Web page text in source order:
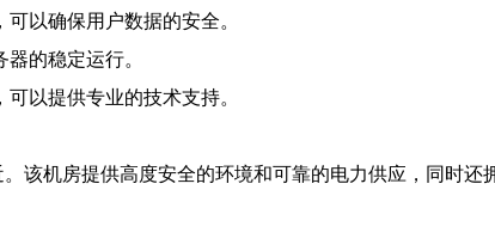
以确保用户数据的安全。
的稳定运行。
以提供专业的技术支持。
该机房提供高度安全的环境和可靠的电力供应，同时还